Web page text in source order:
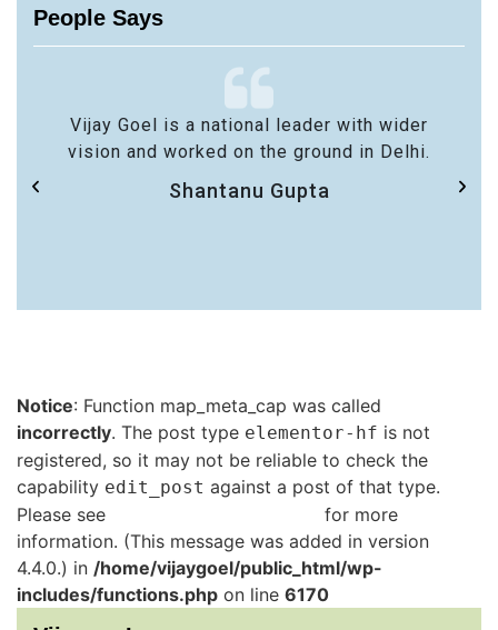
People Says
Vijay Goel is a national leader with wider
vision and worked on the ground in Delhi.
Shantanu Gupta
Notice: Function map_meta_cap was called
incorrectly. The post type elementor-hf is not
registered, so it may not be reliable to check the
capability edit_post against a post of that type.
Please see
for more
information. (This message was added in version
4.4.0.) in /home/vijaygoel/public_html/wp-
includes/functions.php on line 6170